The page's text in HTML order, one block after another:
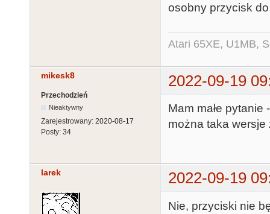
osobny przycisk
Atari 65XE, U1MB,
mikesk8 2022-09-19
Przechodzień
Nieaktywny
Zarejestrowany: 2020-08-17
Posty: 34
Mam małe
można taka
larek 2022-09-19
Nie, przyciski nie